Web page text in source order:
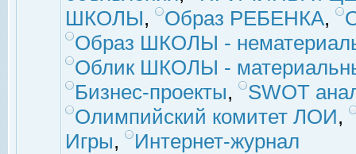
ШКОЛЫ, Образ РЕБЕНКА,
Образ ШКОЛЫ -
Облик ШКОЛЫ -
Бизнес-проекты,
SWOT
Олимпийский комитет ЛОИ,
Игры, Интернет-журнал